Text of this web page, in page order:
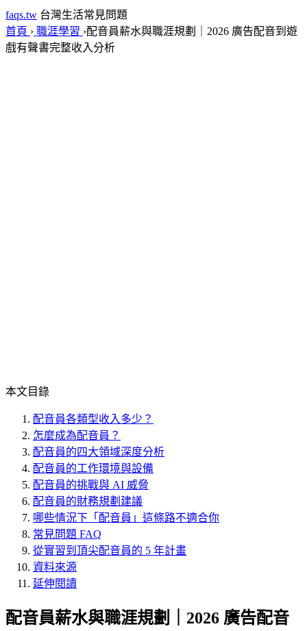
faqs.tw 台灣生活常見問題
首頁 › 職涯學習 ›配音員薪水與職涯規劃｜2026 廣告配音到遊
戲有聲書完整收入分析
本文目錄
配音員各類型收入多少？
怎麼成為配音員？
配音員的四大領域深度分析
配音員的工作環境與設備
配音員的挑戰與 AI 威脅
配音員的財務規劃建議
哪些情況下「配音員」這條路不適合你
常見問題 FAQ
從實習到頂尖配音員的 5 年計畫
資料來源
延伸閱讀
配音員薪水與職涯規劃｜2026 廣告配音